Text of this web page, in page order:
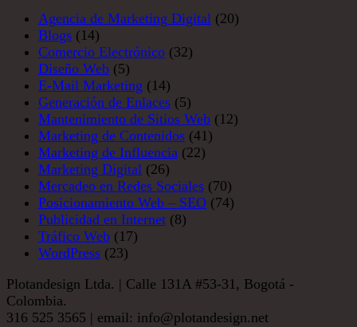
Agencia de Marketing Digital (20)
Blogs (14)
Comercio Electrónico (32)
Diseño Web (5)
E-Mail Marketing (14)
Generación de Enlaces (5)
Mantenimiento de Sitios Web (12)
Marketing de Contenidos (41)
Marketing de Influencia (22)
Marketing Digital (26)
Mercadeo en Redes Sociales (70)
Posicionamiento Web – SEO (74)
Publicidad en Internet (8)
Tráfico Web (17)
WordPress (23)
Plotandesign Ltda. | Calle 131A #53-31, Bogotá -
Colombia.
316 525 3565 | email: info@plotandesign.net